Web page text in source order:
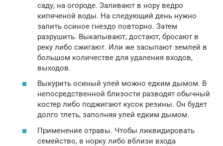
саду, на огороде. Заливают в нору ведро
кипяченой воды. На следующий день нужно
залить осиное гнездо повторно. Затем
разрушить. Выкапывают, достают, бросают в
реку либо сжигают. Или же засыпают землей в
большом количестве для удаления входов,
выходов.
Выкурить осиный улей можно едким дымом. В
непосредственной близости разводят обычный
костер либо поджигают кусок резины. Он будет
долго тлеть, заполняя улей едким дымом.
Применение отравы. Чтобы ликвидировать
семейство, в норку либо вблизи входа